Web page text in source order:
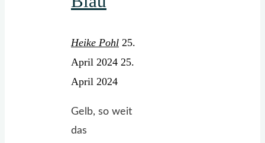
Heike Pohl 25.
April 2024 25.
April 2024
Gelb, so weit
das